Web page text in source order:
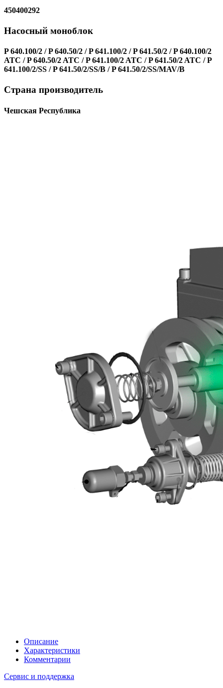
450400292
Насосный моноблок
P 640.100/2 / P 640.50/2 / P 641.100/2 / P 641.50/2 / P 640.100/2
ATC / P 640.50/2 ATC / P 641.100/2 ATC / P 641.50/2 ATC / P
641.100/2/SS / P 641.50/2/SS/B / P 641.50/2/SS/MAV/B
Страна производитель
Чешская Республика
Описание
Характеристики
Комментарии
Сервис и поддержка